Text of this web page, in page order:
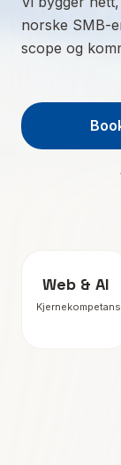
norske SMB-
scope og
Web & AI